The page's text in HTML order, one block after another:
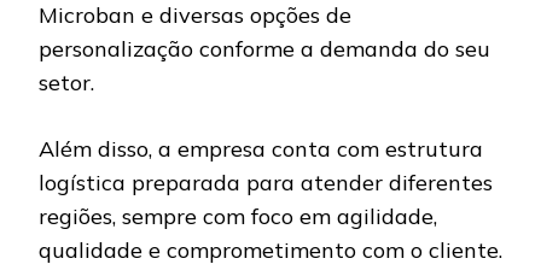
Microban e diversas opções de
personalização conforme a demanda do seu
setor.
Além disso, a empresa conta com estrutura
logística preparada para atender diferentes
regiões, sempre com foco em agilidade,
qualidade e comprometimento com o cliente.